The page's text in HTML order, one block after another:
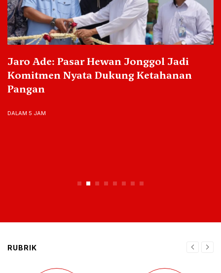
Jaro Ade: Pasar Hewan Jonggol Jadi
Komitmen Nyata Dukung Ketahanan
Pangan
DALAM 5 JAM
RUBRIK